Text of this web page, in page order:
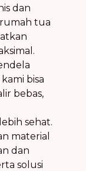
dan
tua
kami bisa
bebas,
sehat.
material
dan
solusi